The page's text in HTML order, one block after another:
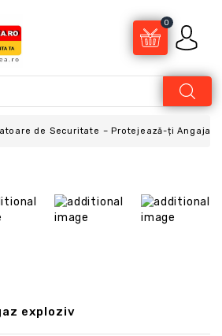
0
de Securitate – Protejează-ți
exploziv